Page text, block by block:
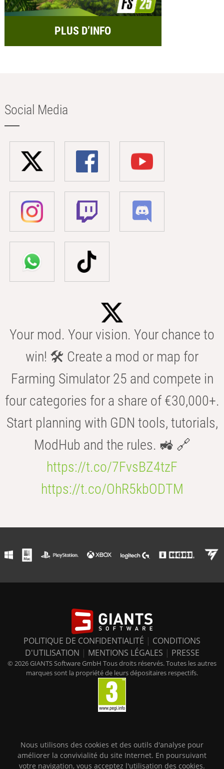
PLUS D’INFO
Social Media
Your mod. Your vision. Your chance to
win! 🛠️ Create a mod or map for
Farming Simulator 25 and compete in
four categories for a share of €30,000+.
Start planning with GDN tools, tutorials,
ModHub and the rules. 🚜 🔗
https://t.co/7FvsBZ4tzF
https://t.co/OhR5kbODTM
POLITIQUE DE CONFIDENTIALITÉ | CONDITIONS
D'UTILISATION | MENTIONS LÉGALES | PRESSE
© 2026 GIANTS Software GmbH Tous droits réservés. Toutes les autres
marques sont la propriété de leurs dépositaires respectifs.
Nous utilisons des cookies et des outils d'analyse pour
améliorer la convivialité du site Internet. En poursuivant
votre navigation, vous acceptez l'utilisation des cookies.